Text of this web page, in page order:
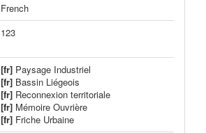
French
123
[fr] Paysage Industriel
[fr] Bassin Liégeois
[fr] Reconnexion territoriale
[fr] Mémoire Ouvrière
[fr] Friche Urbaine